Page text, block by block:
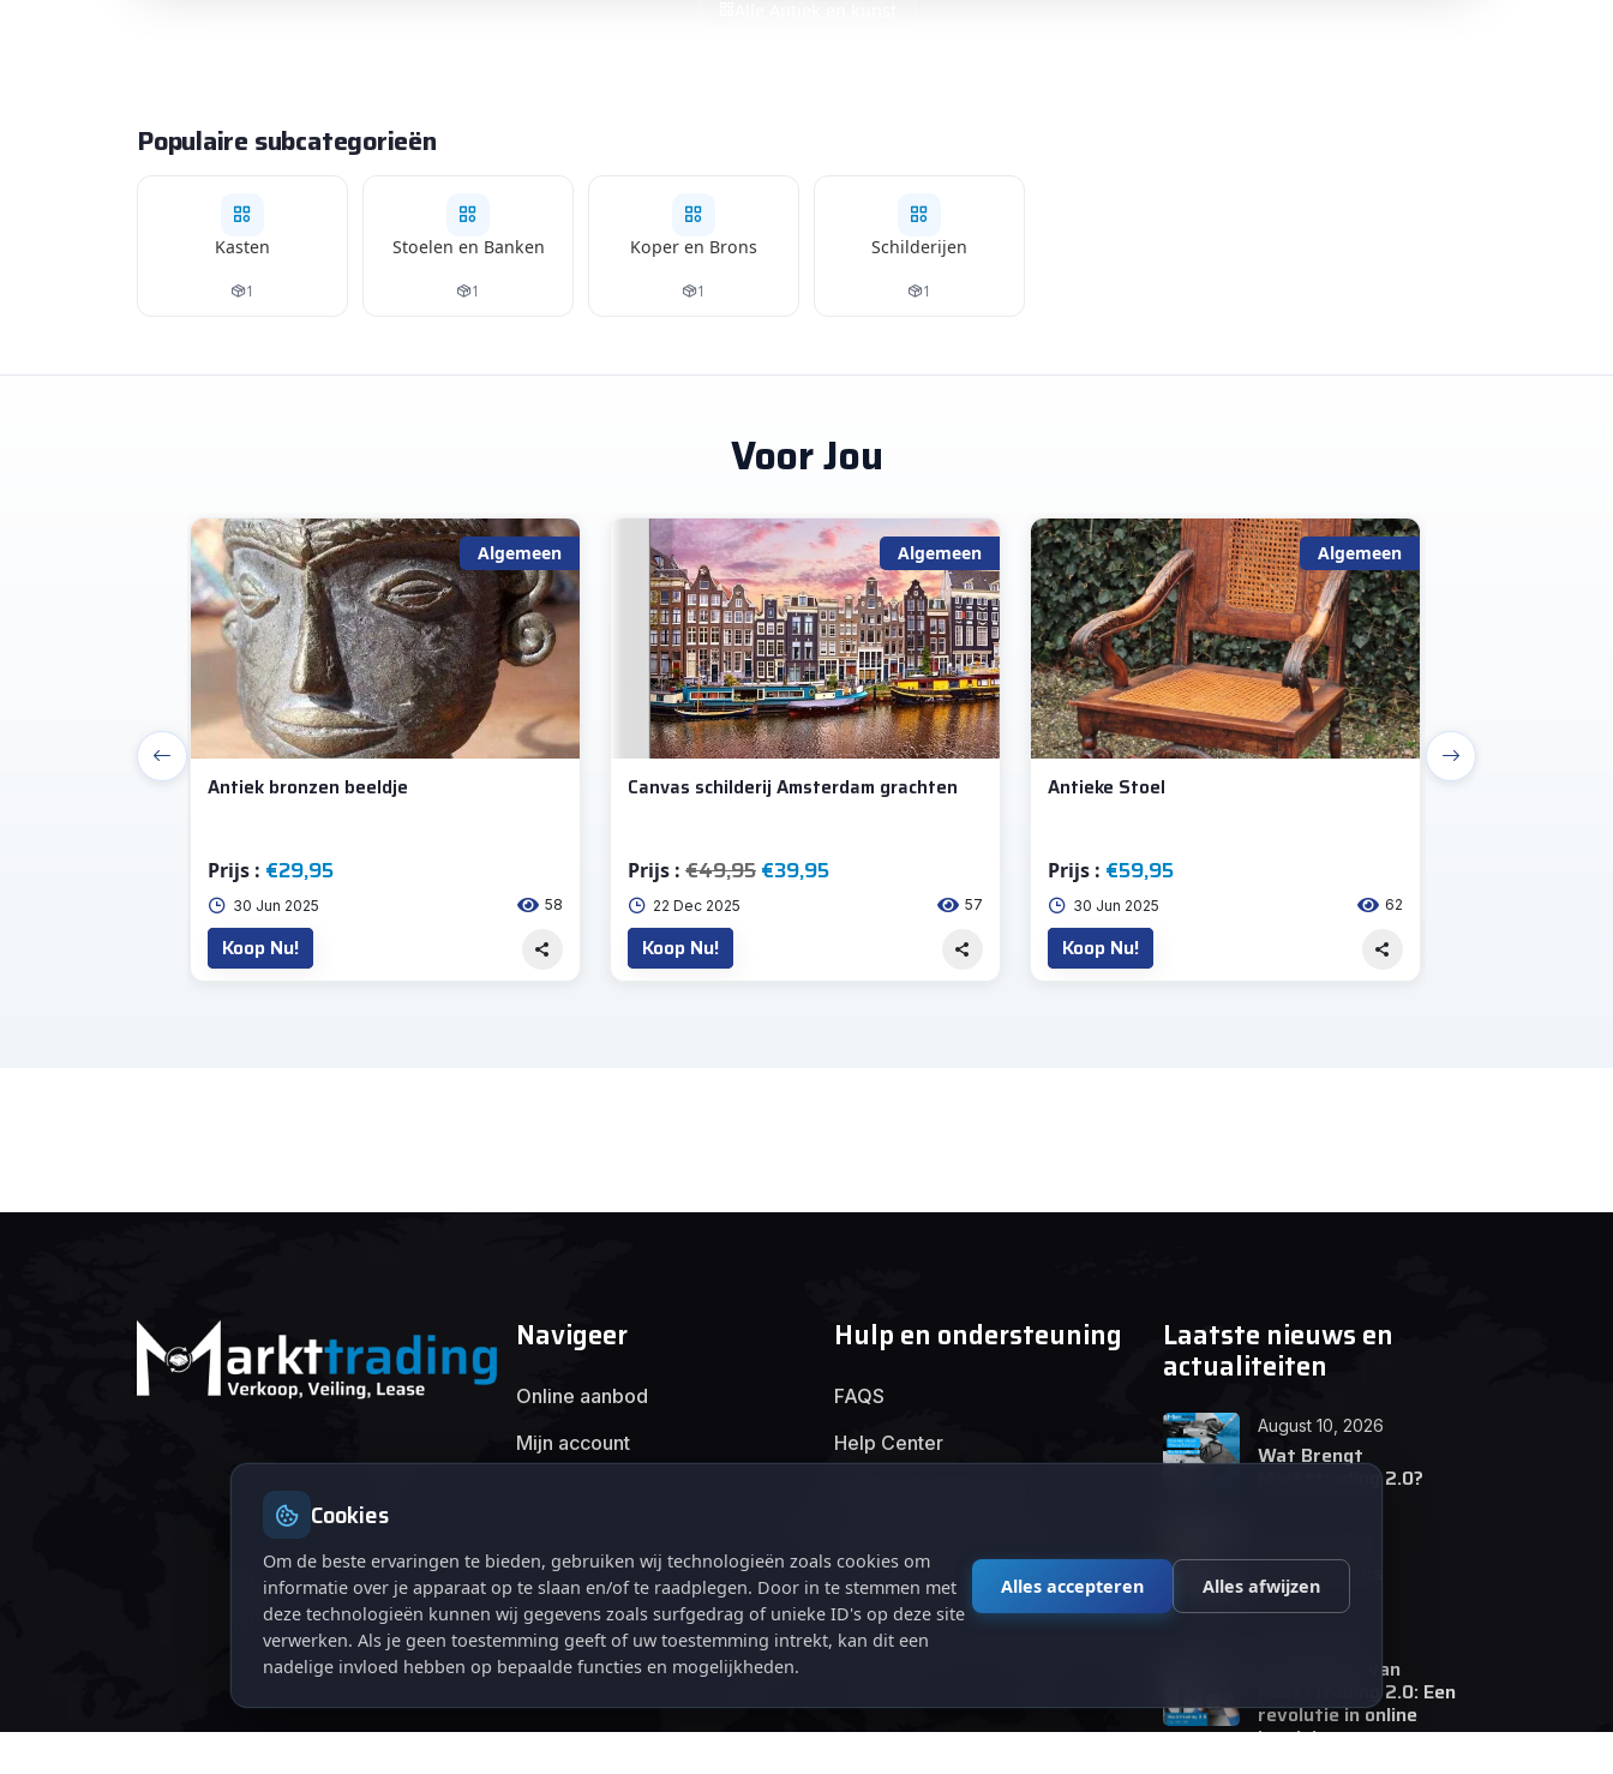
Populaire subcategorieën
Kasten
1
Stoelen en Banken
1
Koper en Brons
1
Schilderijen
1
Voor Jou
Algemeen
Antiek bronzen beeldje
Prijs : €29,95
30 Jun 2025 58
Koop Nu!
Algemeen
Canvas schilderij Amsterdam grachten
Prijs : €49,95€39,95
22 Dec 2025 57
Koop Nu!
Algemeen
Antieke Stoel
Prijs : €59,95
30 Jun 2025 62
Koop Nu!
Navigeer
Online aanbod
Mijn account
Hulp en ondersteuning
FAQS
Help Center
Privacybeleid
Laatste nieuws en
actualiteiten
August 10, 2026
Wat Brengt
Markttrading 2.0?
Tips en Tricks
De opkomst van
Markttrading 2.0: Een
revolutie in online
handelen.
Cookies
Om de beste ervaringen te bieden, gebruiken wij technologieën zoals cookies om
informatie over je apparaat op te slaan en/of te raadplegen. Door in te stemmen met
deze technologieën kunnen wij gegevens zoals surfgedrag of unieke ID's op deze site
verwerken. Als je geen toestemming geeft of uw toestemming intrekt, kan dit een
nadelige invloed hebben op bepaalde functies en mogelijkheden.
Alles accepteren Alles afwijzen